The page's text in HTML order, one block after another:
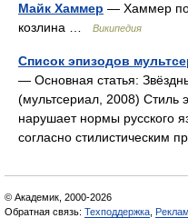
Майк Хаммер — Хаммер по
козлина …
Википедия
Список эпизодов
— Основная статья:
(мультсериал, 2008) Стиль
нарушает нормы русского
согласно стилистическим
© Академик, 2000-2026
Обратная связь: Техподдержка